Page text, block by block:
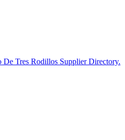
Tres Rodillos Supplier Directory.